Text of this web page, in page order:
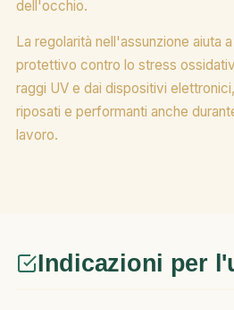
dell'occhio.
La regolarità nell'assunzione aiuta
protettivo contro lo stress
raggi UV e dai dispositivi
riposati e performanti anche
lavoro.
Indicazioni per